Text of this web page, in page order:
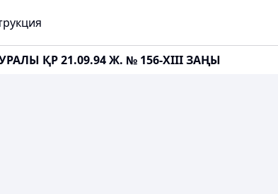
ҚР 21.09.94 Ж. № 156-XIII ЗАҢЫ